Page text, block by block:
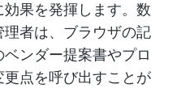
果を発揮します。数
者は、ブラウザの記
ンダー提案書やプロ
点を呼び出すことが